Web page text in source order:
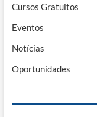
Cursos Gratuitos
Eventos
Notícias
Oportunidades